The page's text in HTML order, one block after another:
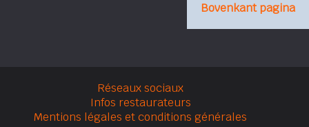
Bovenkant pagina
Réseaux sociaux
Infos restaurateurs
Mentions légales et conditions générales